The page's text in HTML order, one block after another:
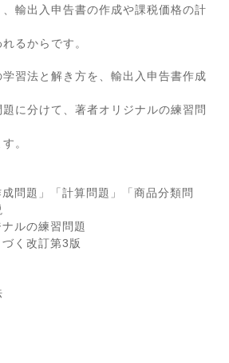
輸出入申告書の作成や課税価格の計
るからです。
習法と解き方を、輸出入申告書作成
に分けて、著者オリジナルの練習問
。
問題」「計算問題」「商品分類問
ルの練習問題
く改訂第3版